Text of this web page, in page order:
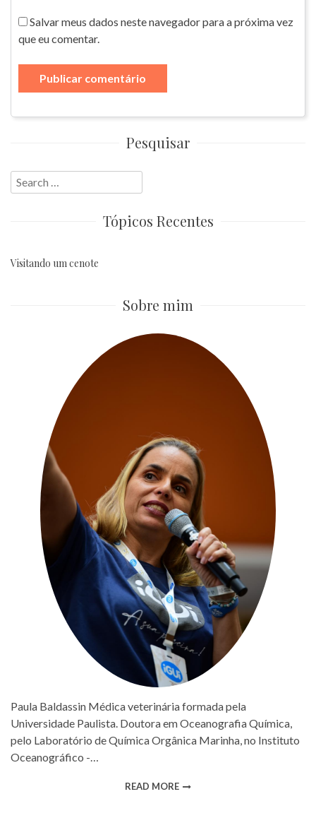
Salvar meus dados neste navegador para a próxima vez
que eu comentar.
Pesquisar
Search
for:
Tópicos Recentes
Visitando um cenote
Sobre mim
Paula Baldassin Médica veterinária formada pela
Universidade Paulista. Doutora em Oceanografia Química,
pelo Laboratório de Química Orgânica Marinha, no Instituto
Oceanográfico -…
READ MORE